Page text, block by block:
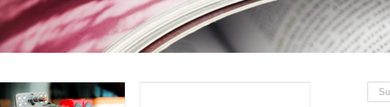
verschiedenen Standorten